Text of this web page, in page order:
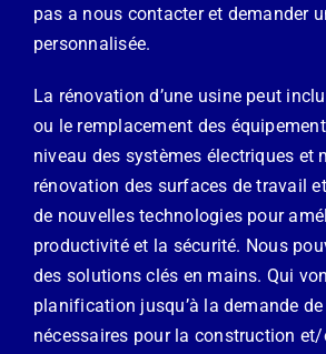
pas a nous contacter et demander
personnalisée.
La rénovation d’une usine peut
ou le remplacement des
niveau des systèmes électriques et
rénovation des surfaces de travail
de nouvelles technologies pour
productivité et la sécurité. Nous
des solutions clés en mains. Qui
planification jusqu’à la demande
nécessaires pour la construction